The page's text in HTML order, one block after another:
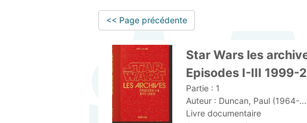
<< Page précédente
Star Wars les
Episodes I-III 1999-
Partie : 1
Auteur : Duncan, Paul (1964-
Livre documentaire